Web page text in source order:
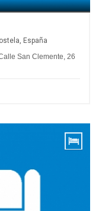
España
San Clemente, 26